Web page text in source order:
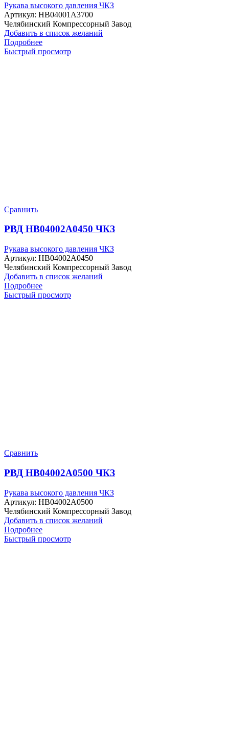
Рукава высокого давления ЧКЗ
Артикул: HB04001A3700
Челябинский Компрессорный Завод
Добавить в список желаний
Подробнее
Быстрый просмотр
Сравнить
РВД HB04002A0450 ЧКЗ
Рукава высокого давления ЧКЗ
Артикул: HB04002A0450
Челябинский Компрессорный Завод
Добавить в список желаний
Подробнее
Быстрый просмотр
Сравнить
РВД HB04002A0500 ЧКЗ
Рукава высокого давления ЧКЗ
Артикул: HB04002A0500
Челябинский Компрессорный Завод
Добавить в список желаний
Подробнее
Быстрый просмотр